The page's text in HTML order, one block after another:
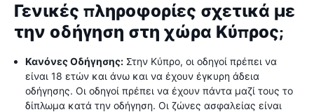
Γενικές πληροφορίες σχετικά με
την οδήγηση στη χώρα Κύπρος;
Κανόνες Οδήγησης: Στην Κύπρο, οι οδηγοί πρέπει να
είναι 18 ετών και άνω και να έχουν έγκυρη άδεια
οδήγησης. Οι οδηγοί πρέπει να έχουν πάντα μαζί τους το
δίπλωμα κατά την οδήγηση. Οι ζώνες ασφαλείας είναι